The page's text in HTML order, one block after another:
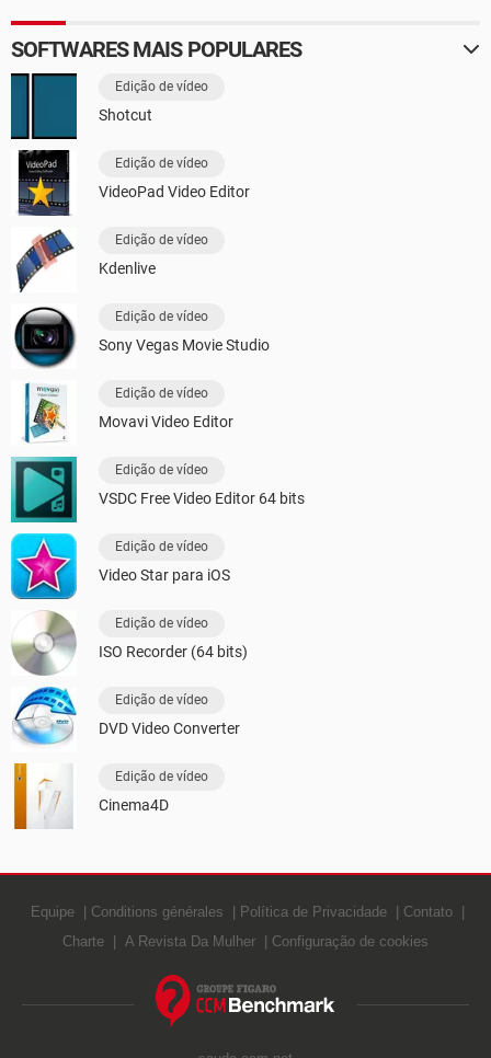
SOFTWARES MAIS POPULARES
Edição de vídeo
Shotcut
Edição de vídeo
VideoPad Video Editor
Edição de vídeo
Kdenlive
Edição de vídeo
Sony Vegas Movie Studio
Edição de vídeo
Movavi Video Editor
Edição de vídeo
VSDC Free Video Editor 64 bits
Edição de vídeo
Video Star para iOS
Edição de vídeo
ISO Recorder (64 bits)
Edição de vídeo
DVD Video Converter
Edição de vídeo
Cinema4D
Equipe Conditions générales Política de Privacidade
Contato
Charte
A Revista Da Mulher Configuração de cookies